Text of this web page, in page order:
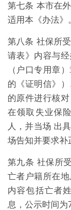
第七条 本市在
适用本《办法》。
第八条 社保所
请表》内容与
（户口专用章
的《证明信》
的原件进行核
在领取失业保
人，并当场 出
场告知并要求补
第九条 社保所
亡者户籍所在
内容包括亡者
息，公示时间为